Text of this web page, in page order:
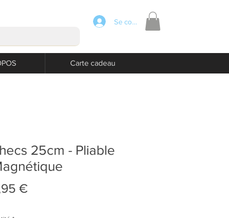
Se connecter
Carte cadeau
25cm - Pliable
€